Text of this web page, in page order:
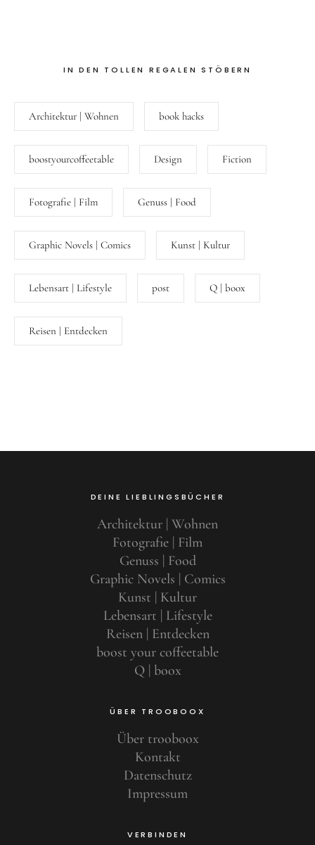
IN DEN TOLLEN REGALEN STÖBERN
Architektur | Wohnen book hacks
boostyourcoffeetable Design Fiction
Fotografie | Film Genuss | Food
Graphic Novels | Comics Kunst | Kultur
Lebensart | Lifestyle post Q | boox
Reisen | Entdecken
DEINE LIEBLINGSBÜCHER
Architektur | Wohnen
Fotografie | Film
Genuss | Food
Graphic Novels | Comics
Kunst | Kultur
Lebensart | Lifestyle
Reisen | Entdecken
boost your coffeetable
Q | boox
ÜBER TROOBOOX
Über trooboox
Kontakt
Datenschutz
Impressum
VERBINDEN